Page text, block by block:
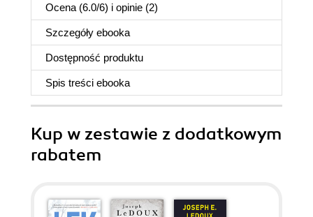
Ocena (6.0/6) i opinie (2)
Szczegóły ebooka
Dostępność produktu
Spis treści ebooka
Kup w zestawie z dodatkowym
rabatem